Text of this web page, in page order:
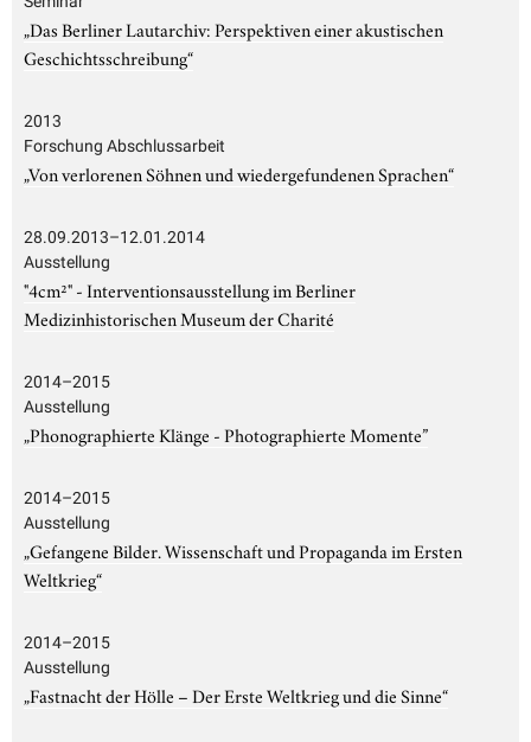
„Das Berliner Lautarchiv: Perspektiven einer akustischen
Geschichtsschreibung“
2013
Forschung Abschlussarbeit
„Von verlorenen Söhnen und wiedergefundenen Sprachen“
28.09.2013–12.01.2014
Ausstellung
"4cm²" - Interventionsausstellung im Berliner
Medizinhistorischen Museum der Charité
2014–2015
Ausstellung
„Phonographierte Klänge - Photographierte Momente”
2014–2015
Ausstellung
„Gefangene Bilder. Wissenschaft und Propaganda im Ersten
Weltkrieg“
2014–2015
Ausstellung
„Fastnacht der Hölle – Der Erste Weltkrieg und die Sinne“